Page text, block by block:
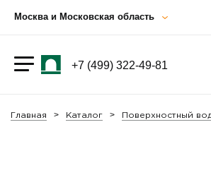
Москва и Московская область
+7 (499) 322-49-81
Главная Каталог Поверхностный